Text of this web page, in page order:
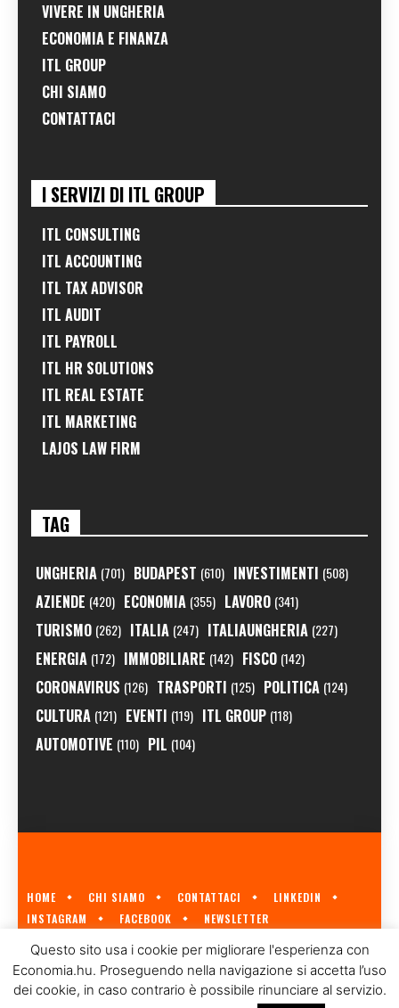
VIVERE IN UNGHERIA
ECONOMIA E FINANZA
ITL GROUP
CHI SIAMO
CONTATTACI
I SERVIZI DI ITL GROUP
ITL CONSULTING
ITL ACCOUNTING
ITL TAX ADVISOR
ITL AUDIT
ITL PAYROLL
ITL HR SOLUTIONS
ITL REAL ESTATE
ITL MARKETING
LAJOS LAW FIRM
TAG
UNGHERIA (701) BUDAPEST (610) INVESTIMENTI (508)
AZIENDE (420) ECONOMIA (355) LAVORO (341)
TURISMO (262) ITALIA (247) ITALIAUNGHERIA (227)
ENERGIA (172) IMMOBILIARE (142) FISCO (142)
CORONAVIRUS (126) TRASPORTI (125) POLITICA (124)
CULTURA (121) EVENTI (119) ITL GROUP (118)
AUTOMOTIVE (110) PIL (104)
HOME CHI SIAMO CONTATTACI
LINKEDIN
INSTAGRAM
FACEBOOK NEWSLETTER
ECONOMIA.HU È IL PRIMO GIORNALE ITALIANO SULL'ECONOMIA UNGHERESE
A CURA DIITL GROUP© 2023
Questo sito usa i cookie per migliorare l'esperienza con
Economia.hu. Proseguendo nella navigazione si accetta l’uso
dei cookie, in caso contrario è possibile rinunciare al servizio.